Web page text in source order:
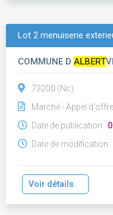
Lot 2 menuiserie
COMMUNE D ALBERT
73200 (Nc)
Marché - Appel
Date de publication :
Date de modification :
Voir détails